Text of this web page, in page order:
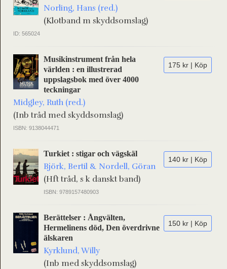
Norling, Hans (red.)
(Klotband m skyddsomslag)
ID: 565024
175 kr | Köp
Musikinstrument från hela
världen : en illustrerad
uppslagsbok med över 4000
teckningar
Midgley, Ruth (red.)
(Inb tråd med skyddsomslag)
ISBN: 9138044471
140 kr | Köp
Turkiet : stigar och vägskäl
Björk, Bertil & Nordell, Göran
(Hft tråd, s k danskt band)
ISBN: 9789157480903
150 kr | Köp
Berättelser : Ångvälten,
Hermelinens död, Den överdrivne
älskaren
Kyrklund, Willy
(Inb med skyddsomslag)